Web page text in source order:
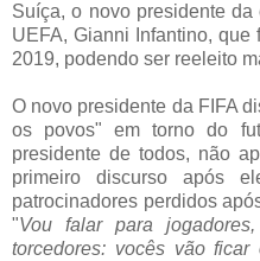
Suíça, o novo presidente
UEFA, Gianni Infantino,
2019, podendo ser reeleito
O novo presidente da FIFA
os povos" em torno do
presidente de todos, não
primeiro discurso após
patrocinadores perdidos
"Vou falar para
torcedores: vocês vão